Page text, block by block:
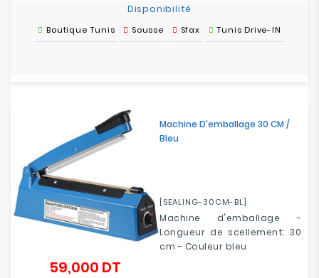
Disponibilité
Boutique Tunis Sousse Sfax Tunis Drive-IN
Machine D'emballage 30 CM /
Bleu
[SEALING-30CM-BL]
Machine d'emballage -
Longueur de scellement: 30
cm - Couleur bleu
59,000 DT